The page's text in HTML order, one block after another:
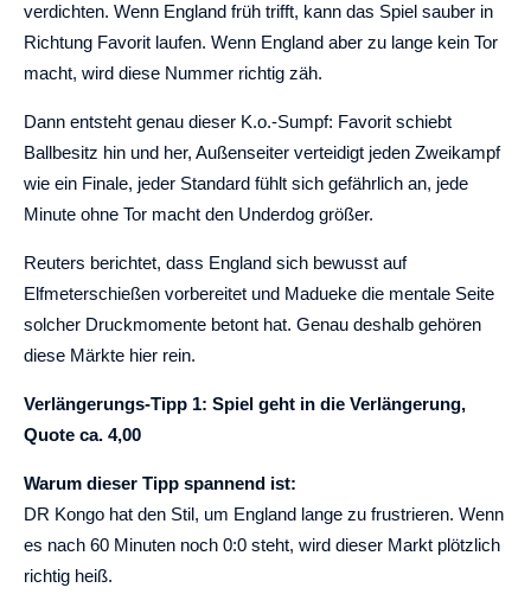
verdichten. Wenn England früh trifft, kann das Spiel sauber in
Richtung Favorit laufen. Wenn England aber zu lange kein Tor
macht, wird diese Nummer richtig zäh.
Dann entsteht genau dieser K.o.-Sumpf: Favorit schiebt
Ballbesitz hin und her, Außenseiter verteidigt jeden Zweikampf
wie ein Finale, jeder Standard fühlt sich gefährlich an, jede
Minute ohne Tor macht den Underdog größer.
Reuters berichtet, dass England sich bewusst auf
Elfmeterschießen vorbereitet und Madueke die mentale Seite
solcher Druckmomente betont hat. Genau deshalb gehören
diese Märkte hier rein.
Verlängerungs-Tipp 1: Spiel geht in die Verlängerung,
Quote ca. 4,00
Warum dieser Tipp spannend ist:
DR Kongo hat den Stil, um England lange zu frustrieren. Wenn
es nach 60 Minuten noch 0:0 steht, wird dieser Markt plötzlich
richtig heiß.